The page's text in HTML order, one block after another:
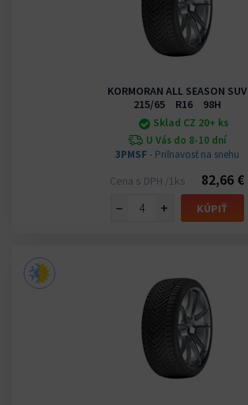
KORMORAN ALL SEASON SUV
215/65 R16 98H
Sklad CZ 20+ ks
U Vás do 8-10 dní
3PMSF- Priľnavosť na snehu
Cena s DPH /1ks
82,66 €
−
+ KÚPIŤ